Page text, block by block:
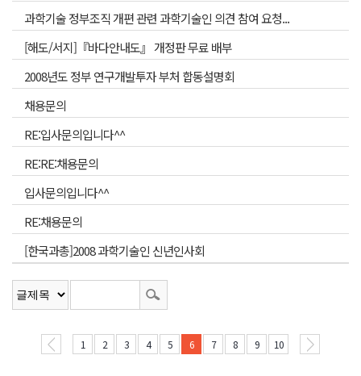
과학기술 정부조직 개편 관련 과학기술인 의견 참여 요청...
[해도/서지]『바다안내도』 개정판 무료 배부
2008년도 정부 연구개발투자 부처 합동설명회
채용문의
RE:입사문의입니다^^
RE:RE:채용문의
입사문의입니다^^
RE:채용문의
[한국과총]2008 과학기술인 신년인사회
1 2 3 4 5 6 7 8 9 10